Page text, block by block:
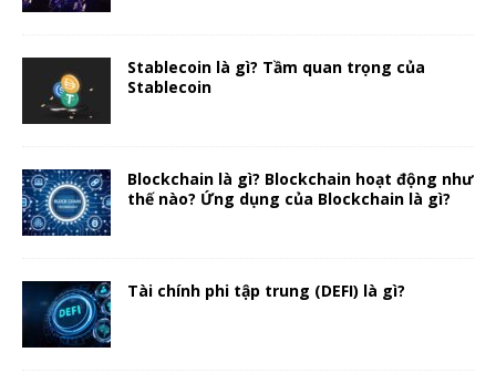
Stablecoin là gì? Tầm quan trọng của
Stablecoin
Blockchain là gì? Blockchain hoạt động như
thế nào? Ứng dụng của Blockchain là gì?
Tài chính phi tập trung (DEFI) là gì?